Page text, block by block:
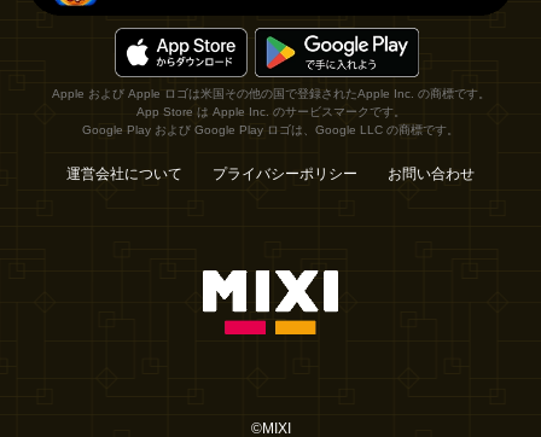
Apple および Apple ロゴは米国その他の国で登録されたApple Inc. の商標です。
App Store は Apple Inc. のサービスマークです。
Google Play および Google Play ロゴは、Google LLC の商標です。
運営会社について プライバシーポリシー お問い合わせ
©MIXI